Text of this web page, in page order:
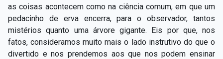
as coisas acontecem como na ciência comum, em que um
pedacinho de erva encerra, para o observador, tantos
mistérios quanto uma árvore gigante. Eis por que, nos
fatos, consideramos muito mais o lado instrutivo do que o
divertido e nos prendemos aos que nos podem ensinar